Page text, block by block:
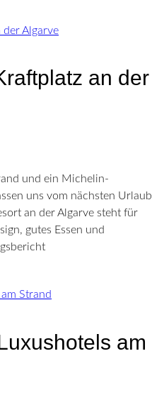
an der
und ein Michelin-
uns vom nächsten Urlaub
an der Algarve steht für
gutes Essen und
am